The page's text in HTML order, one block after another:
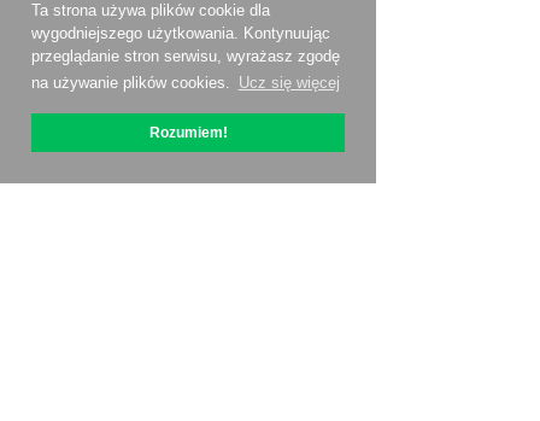
Ta strona używa plików cookie dla
wygodniejszego użytkowania. Kontynuując
przeglądanie stron serwisu, wyrażasz zgodę
na używanie plików cookies. Ucz się więcej
Rozumiem!